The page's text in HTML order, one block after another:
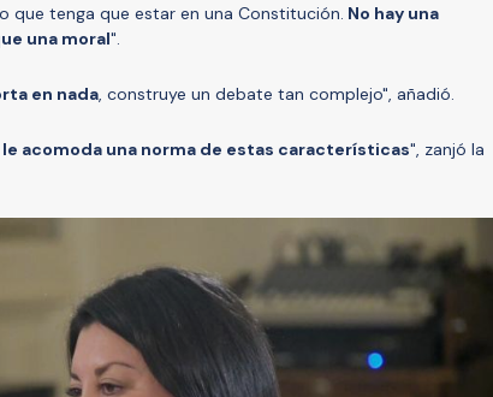
que tenga que estar en una Constitución. No hay una
una moral".
en nada, construye un debate tan complejo", añadió.
le acomoda una norma de estas características", zanjó la